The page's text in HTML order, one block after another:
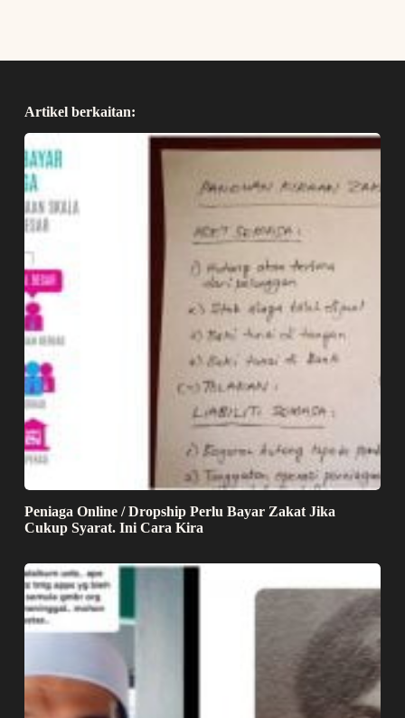
Artikel berkaitan:
Peniaga Online / Dropship Perlu Bayar Zakat Jika
Cukup Syarat. Ini Cara Kira